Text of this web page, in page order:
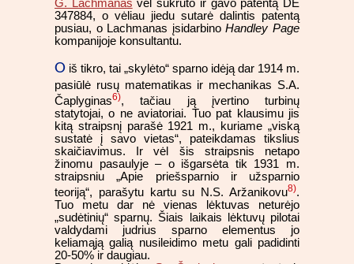
G. Lachmanas vėl sukruto ir gavo patentą DE
347884, o vėliau jiedu sutarė dalintis patentą
pusiau, o Lachmanas įsidarbinoHandley Page
kompanijoje konsultantu.
O iš tikro, tai „skylėto“ sparno idėją dar 1914 m.
pasiūlė rusų matematikas ir mechanikas S.A.
Čaplyginas6), tačiau ją įvertino turbinų
statytojai, o ne aviatoriai. Tuo pat klausimu jis
kitą straipsnį parašė 1921 m., kuriame „viską
sustatė į savo vietas“, pateikdamas tikslius
skaičiavimus. Ir vėl šis straipsnis netapo
žinomu pasaulyje – o išgarsėta tik 1931 m.
straipsniu „Apie priešsparnio ir užsparnio
teoriją“, parašytu kartu su N.S. Aržanikovu8).
Tuo metu dar nė vienas lėktuvas neturėjo
„sudėtinių“ sparnų. Šiais laikais lėktuvų pilotai
valdydami judrius sparno elementus jo
keliamąją galią nusileidimo metu gali padidinti
20-50% ir daugiau.